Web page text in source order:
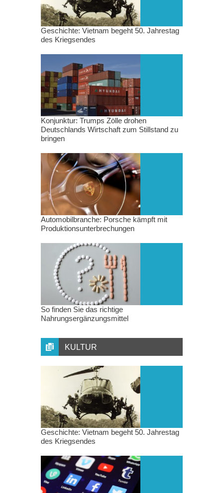
Geschichte: Vietnam begeht 50. Jahrestag
des Kriegsendes
Konjunktur: Trumps Zölle drohen
Deutschlands Wirtschaft zum Stillstand zu
bringen
Automobilbranche: Porsche kämpft mit
Produktionsunterbrechungen
So finden Sie das richtige
Nahrungsergänzungsmittel
KULTUR
Geschichte: Vietnam begeht 50. Jahrestag
des Kriegsendes